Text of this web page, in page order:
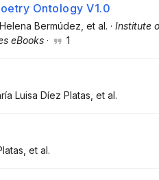
Ontology V1.0
, Helena Bermúdez , et al. · Institute
eBooks · 1
Luisa Díez Platas , et al.
, et al.